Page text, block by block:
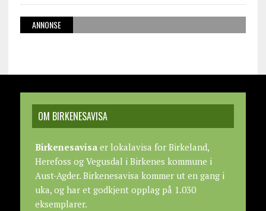
ANNONSE
OM BIRKENESAVISA
Birkenesavisaer lokalavisa for Birkeland,
Herefoss og Vegusdal i Birkenes kommune i
Aust-Agder. Birkenesavisa kommer ut en gang i
uka, og har et godkjent opplag på 1.030
eksemplarer.